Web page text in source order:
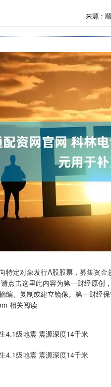
来源：
特定对象发行A股股票，募集资
点击这里此内容为第一财经原
编、复制或建立镜像。第一财经
相关阅读
4.1级地震 震源深度14千米
4.1级地震 震源深度14千米